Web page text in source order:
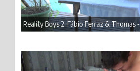
Reality Boys 2: Fábio Ferraz & Thomas -